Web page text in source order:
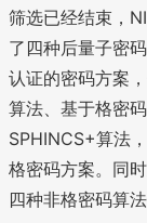
筛选已经结束，
了四种后量子密
认证的密码方案
算法、基于格密
SPHINCS+算法
格密码方案。同
四种非格密码算